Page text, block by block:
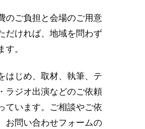
のご負担と会場のご用意
だければ、地域を問わず
す。
はじめ、取材、執筆、テ
ラジオ出演などのご依頼
ています。ご相談やご依
お問い合わせフォームの